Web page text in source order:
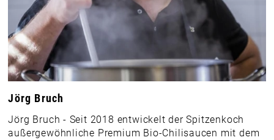
Jörg Bruch
Jörg Bruch - Seit 2018 entwickelt der Spitzenkoch
außergewöhnliche Premium Bio-Chilisaucen mit dem